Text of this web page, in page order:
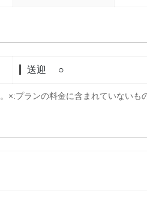
送迎 ○
×:プランの料金に含まれていないも